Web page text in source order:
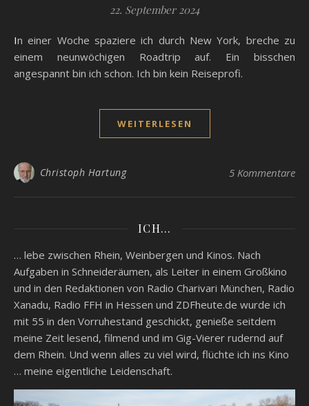
22. September 2024
In einer Woche spaziere ich durch New York, breche zu
einem neunwöchigen Roadtrip auf. Ein bisschen
angespannt bin ich schon. Ich bin kein Reiseprofi.
WEITERLESEN
Christoph Hartung 5 Kommentare
ICH…
… lebe zwischen Rhein, Weinbergen und Kinos. Nach
Aufgaben in Schneideräumen, als Leiter in einem Großkino
und in den Redaktionen von Radio Charivari München, Radio
Xanadu, Radio FFH in Hessen und ZDFheute.de wurde ich
mit 55 in den Vorruhestand geschickt, genieße seitdem
meine Zeit lesend, filmend und im Gig-Vierer rudernd auf
dem Rhein. Und wenn alles zu viel wird, flüchte ich ins Kino
… meine eigentliche Leidenschaft.
Video-